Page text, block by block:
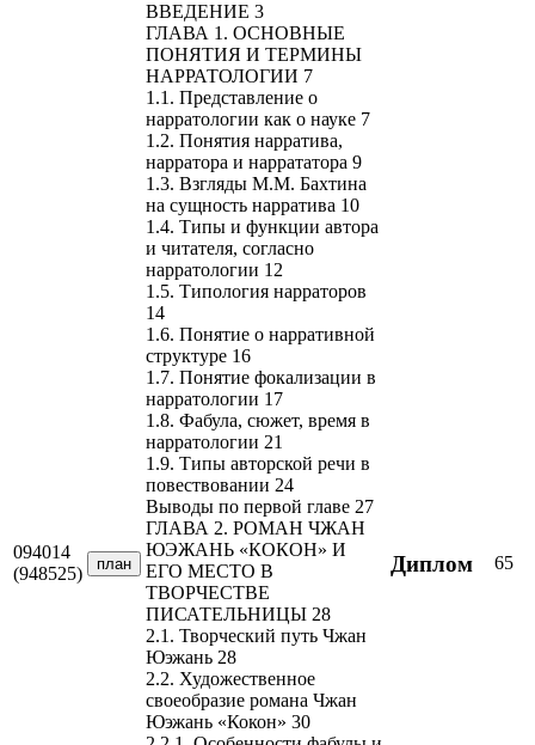
094014
(948525)
план
ВВЕДЕНИЕ 3
ГЛАВА 1. ОСНОВНЫЕ
ПОНЯТИЯ И ТЕРМИНЫ
НАРРАТОЛОГИИ 7
1.1. Представление о
нарратологии как о науке 7
1.2. Понятия нарратива,
нарратора и наррататора 9
1.3. Взгляды М.М. Бахтина
на сущность нарратива 10
1.4. Типы и функции автора
и читателя, согласно
нарратологии 12
1.5. Типология нарраторов
14
1.6. Понятие о нарративной
структуре 16
1.7. Понятие фокализации в
нарратологии 17
1.8. Фабула, сюжет, время в
нарратологии 21
1.9. Типы авторской речи в
повествовании 24
Выводы по первой главе 27
ГЛАВА 2. РОМАН ЧЖАН
ЮЭЖАНЬ «КОКОН» И
ЕГО МЕСТО В
ТВОРЧЕСТВЕ
ПИСАТЕЛЬНИЦЫ 28
2.1. Творческий путь Чжан
Юэжань 28
2.2. Художественное
своеобразие романа Чжан
Юэжань «Кокон» 30
Диплом 65